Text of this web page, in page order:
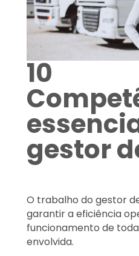
10
gestor
O trabalho do gestor
garantir a eficiência
funcionamento de
envolvida.